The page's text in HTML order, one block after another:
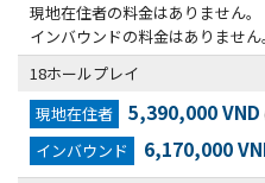
現地在住者の料金はありません。
インバウンドの料金はありません。
18ホールプレイ
現地在住者
5,390,000 VND
インバウンド
6,170,000